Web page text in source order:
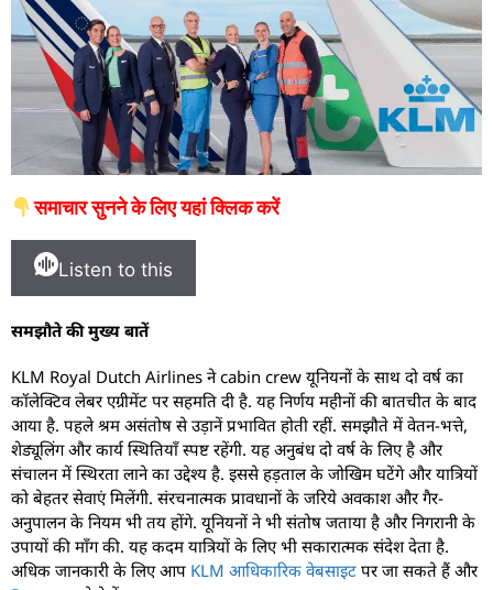
समाचार सुनने के लिए यहां क्लिक करें
Listen to this
समझौते की मुख्य बातें
KLM Royal Dutch Airlines ने cabin crew यूनियनों के साथ दो वर्ष का
कॉलेक्टिव लेबर एग्रीमेंट पर सहमति दी है. यह निर्णय महीनों की बातचीत के बाद
आया है. पहले श्रम असंतोष से उड़ानें प्रभावित होती रहीं. समझौते में वेतन-भत्ते,
शेड्यूलिंग और कार्य स्थितियाँ स्पष्ट रहेंगी. यह अनुबंध दो वर्ष के लिए है और
संचालन में स्थिरता लाने का उद्देश्य है. इससे हड़ताल के जोखिम घटेंगे और यात्रियों
को बेहतर सेवाएं मिलेंगी. संरचनात्मक प्रावधानों के जरिये अवकाश और गैर-
अनुपालन के नियम भी तय होंगे. यूनियनों ने भी संतोष जताया है और निगरानी के
उपायों की माँग की. यह कदम यात्रियों के लिए भी सकारात्मक संदेश देता है.
अधिक जानकारी के लिए आप KLM आधिकारिक वेबसाइट पर जा सकते हैं और